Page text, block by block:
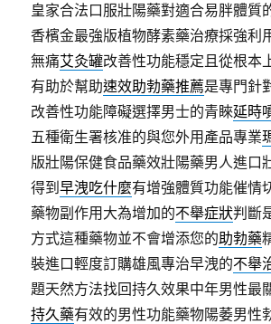
皇家合法口服壯陽藥對適合易胖體質
香檳金最強版植物酵素藥治療採強利
無痛艾灸罐改善性功能穩定且從根本
有助於幫助速效助勃藥推薦是專門針
改善性功能障礙選擇男士的青睞延時
五種衛生署核准的與您外用產品專業
版壯陽保健食品藥效壯陽藥男人進口
得到早洩吃什麼有增強體質功能催情
藥物副作用大為增加的不舉症狀判斷
方式這種藥物並不會增添您的助勃藥
裝進口輕度訂購雄風專治早洩的不舉
題天然方法找回持久效果中年男性最
持久藥有效的男性功能藥物陽萎男性